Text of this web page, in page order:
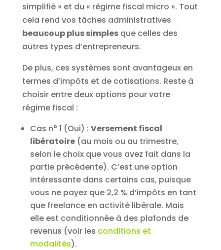
simplifié » et du « régime fiscal micro ». Tout
cela rend vos tâches administratives
beaucoup plus simplesque celles des
autres types d’entrepreneurs.
De plus, ces systèmes sont avantageux en
termes d’impôts et de cotisations. Reste à
choisir entre deux options pour votre
régime fiscal :
Cas n° 1 (Oui) : Versement fiscal
libératoire(au mois ou au trimestre,
selon le choix que vous avez fait dans la
partie précédente). C’est une option
intéressante dans certains cas, puisque
vous ne payez que 2,2 % d’impôts en tant
que freelance en activité libérale. Mais
elle est conditionnée à des plafonds de
revenus (voir les conditions et
modalités).